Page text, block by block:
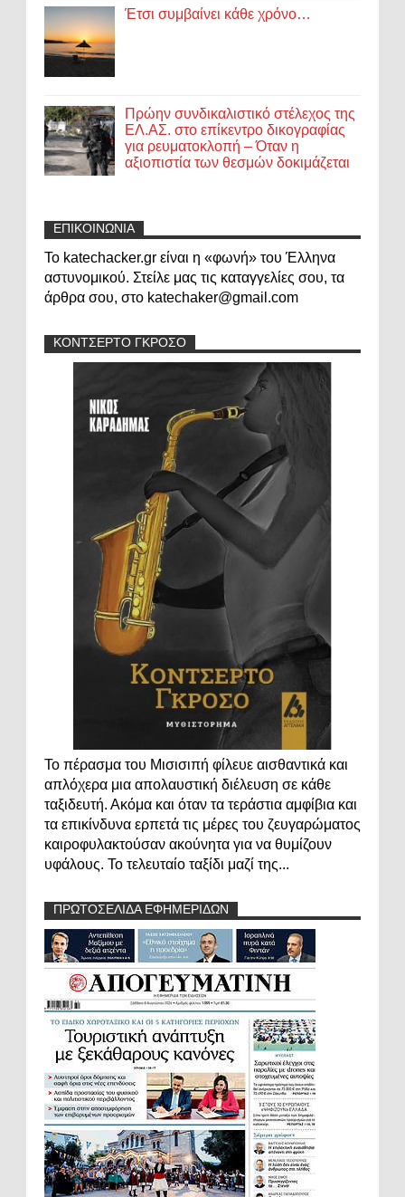
Έτσι συμβαίνει κάθε χρόνο…
Πρώην συνδικαλιστικό στέλεχος της
ΕΛ.ΑΣ. στο επίκεντρο δικογραφίας
για ρευματοκλοπή – Όταν η
αξιοπιστία των θεσμών δοκιμάζεται
ΕΠΙΚΟΙΝΩΝΙΑ
Το katechacker.gr είναι η «φωνή» του Έλληνα
αστυνομικού. Στείλε μας τις καταγγελίες σου, τα
άρθρα σου, στο katechaker@gmail.com
ΚΟΝΤΣΕΡΤΟ ΓΚΡΟΣΟ
Το πέρασμα του Μισισιπή φίλευε αισθαντικά και
απλόχερα μια απολαυστική διέλευση σε κάθε
ταξιδευτή. Ακόμα και όταν τα τεράστια αμφίβια και
τα επικίνδυνα ερπετά τις μέρες του ζευγαρώματος
καιροφυλακτούσαν ακούνητα για να θυμίζουν
υφάλους. Το τελευταίο ταξίδι μαζί της...
ΠΡΩΤΟΣΕΛΙΔΑ ΕΦΗΜΕΡΙΔΩΝ